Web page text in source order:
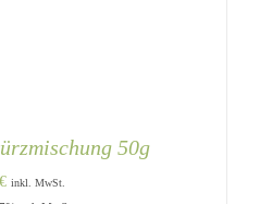
50g
€ inkl. MwSt.